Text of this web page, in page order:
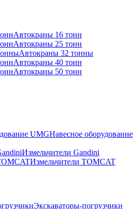
Автокраны 16 тонн
Автокраны 25 тонн
Автокраны 32 тонны
Автокраны 40 тонн
Автокраны 50 тонн
Навесное оборудование
Измельчители Gandini
Измельчители TOMCAT
Экскаваторы-погрузчики